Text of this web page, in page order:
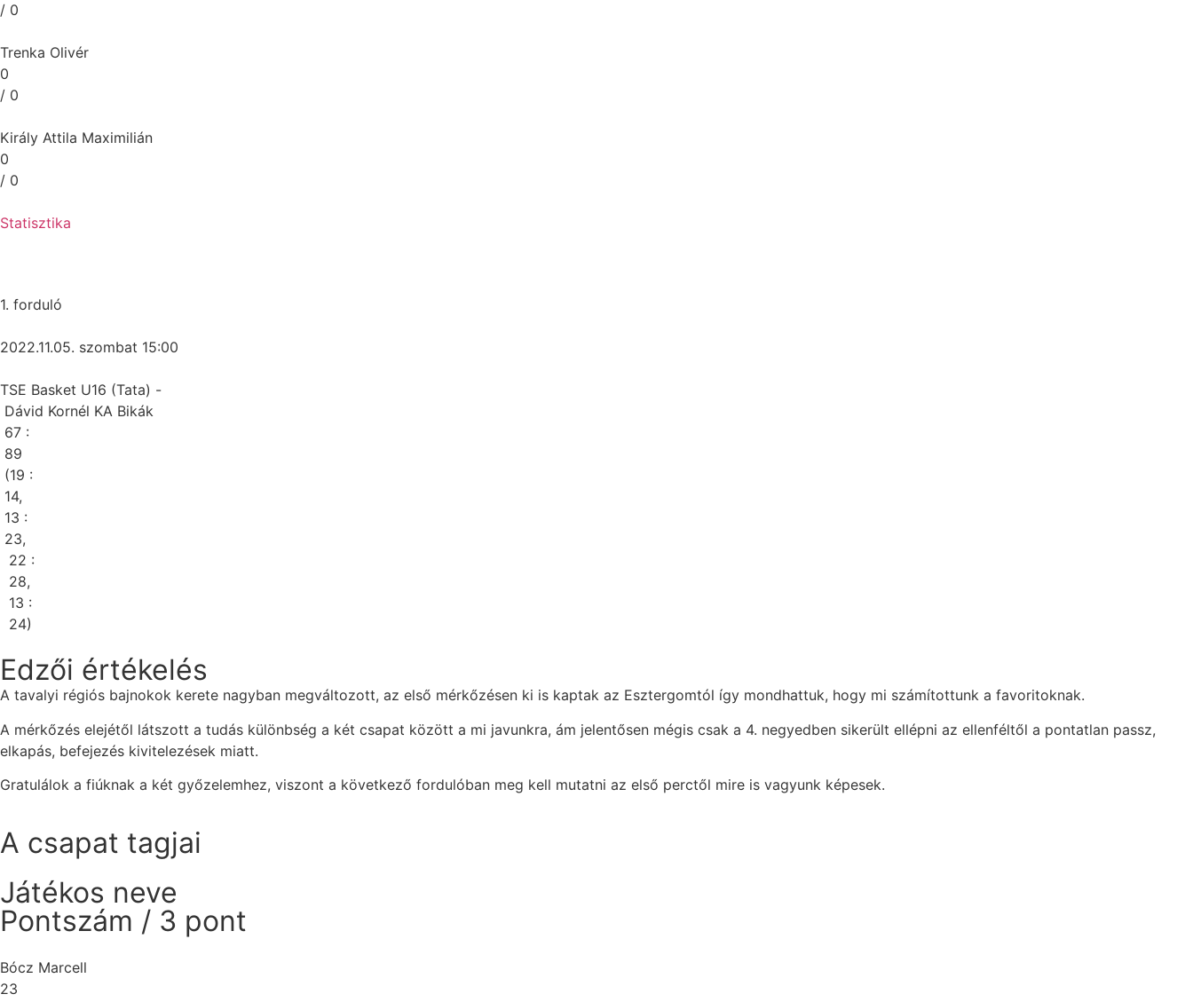
/ 0
Trenka Olivér
0
/ 0
Király Attila Maximilián
0
/ 0
Statisztika
1. forduló
2022.11.05. szombat 15:00
TSE Basket U16 (Tata) -
Dávid Kornél KA Bikák
67 :
89
(19 :
14,
13 :
23,
22 :
28,
13 :
24)
Edzői értékelés
A tavalyi régiós bajnokok kerete nagyban megváltozott, az első mérkőzésen ki is kaptak az Esztergomtól így mondhattuk, hogy mi számítottunk a favoritoknak.
A mérkőzés elejétől látszott a tudás különbség a két csapat között a mi javunkra, ám jelentősen mégis csak a 4. negyedben sikerült ellépni az ellenféltől a pontatlan passz,
elkapás, befejezés kivitelezések miatt.
Gratulálok a fiúknak a két győzelemhez, viszont a következő fordulóban meg kell mutatni az első perctől mire is vagyunk képesek.
A csapat tagjai
Játékos neve
Pontszám / 3 pont
Bócz Marcell
23